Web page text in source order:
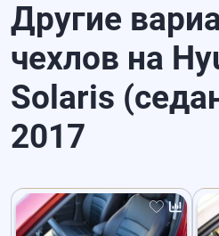
Другие
чехлов на
Solaris
2017